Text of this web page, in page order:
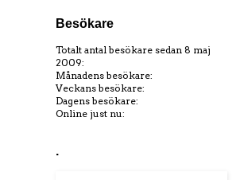
Besökare
Totalt antal besökare sedan 8 maj
2009:
Månadens besökare:
Veckans besökare:
Dagens besökare:
Online just nu:
.